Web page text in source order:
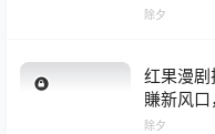
播放量就
除夕
红果漫
賺新风
（更新
除夕